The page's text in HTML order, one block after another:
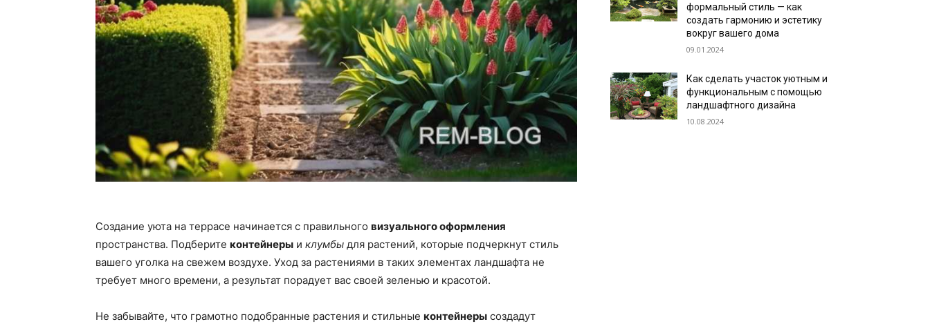
Создание уюта на террасе начинается с правильного визуального оформления
пространства. Подберите контейнеры и клумбы для растений, которые подчеркнут стиль
вашего уголка на свежем воздухе. Уход за растениями в таких элементах ландшафта не
требует много времени, а результат порадует вас своей зеленью и красотой.
Не забывайте, что грамотно подобранные растения и стильные контейнеры создадут
формальный стиль — как
создать гармонию и эстетику
вокруг вашего дома
09.01.2024
Как сделать участок уютным и
функциональным с помощью
ландшафтного дизайна
10.08.2024